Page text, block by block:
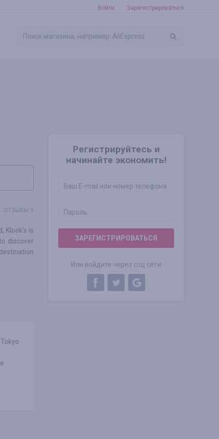
Войти Зарегистрироваться
Регистрируйтесь и
начинайте экономить!
ЗАРЕГИСТРИРОВАТЬСЯ
Или войдите через соц сети
ОТЗЫВЫ 0
is
discover